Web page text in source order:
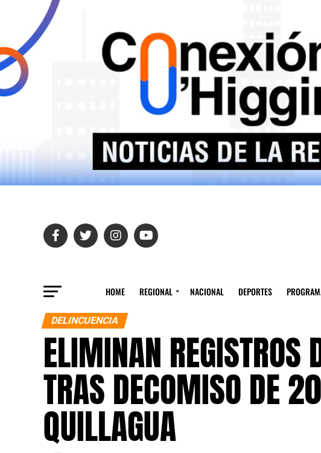
HOME REGIONAL NACIONAL DEPORTES
DELINCUENCIA
ELIMINAN REGISTROS
TRAS DECOMISO DE
QUILLAGUA